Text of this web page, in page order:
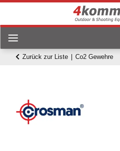
Zurück zur Liste Co2 Gewehre